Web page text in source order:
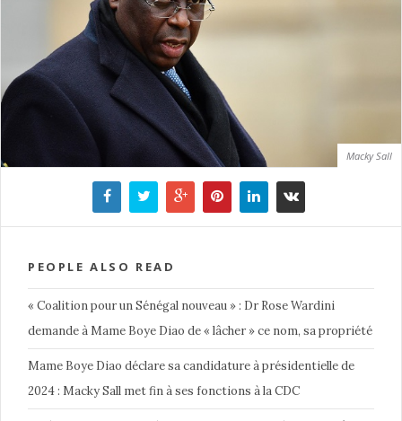
Macky Sall
PEOPLE ALSO READ
« Coalition pour un Sénégal nouveau » : Dr Rose Wardini
demande à Mame Boye Diao de « lâcher » ce nom, sa propriété
Mame Boye Diao déclare sa candidature à présidentielle de
2024 : Macky Sall met fin à ses fonctions à la CDC